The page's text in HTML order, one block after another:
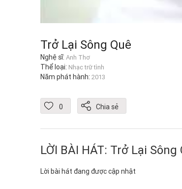
Trở Lại Sông Quê
Nghệ sĩ: Anh Thơ
Thể loại: Nhạc trữ tình
Năm phát hành: 2013
0 Chia sẻ
LỜI BÀI HÁT: Trở Lại Sông
Lời bài hát đang được cập nhật